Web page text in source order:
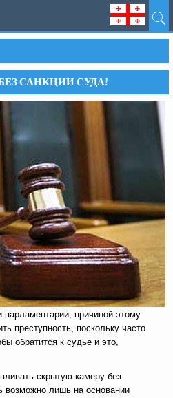
САНКЦИИ СУДА!
парламентарии, причиной этому
преступность, поскольку часто
обратится к судье и это,
скрытую камеру без
возможно лишь на основании